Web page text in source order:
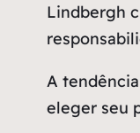
Lindbergh
A
eleger seu